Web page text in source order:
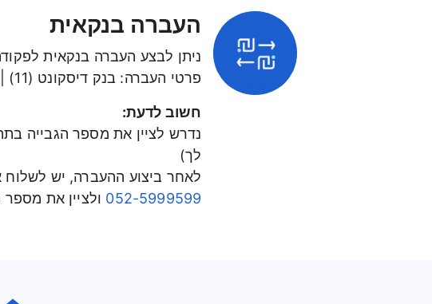
העברה בנקאית
ניתן לבצע העברה בנקאית
פרטי העברה: בנק דיסקונט (11) | סניף 010 | חשבון 132888
חשוב לדעת:
לך)
לאחר ביצוע ההעברה, יש
052-5999599 ולציין את